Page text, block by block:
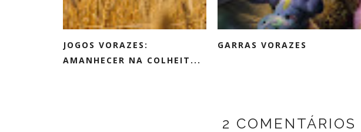
JOGOS VORAZES:
AMANHECER NA COLHEIT...
GARRAS VORAZES
2 COMENTÁRIOS